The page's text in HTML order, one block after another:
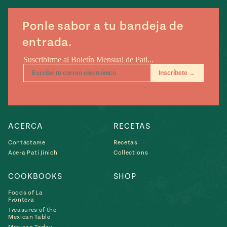
Ponle sabor a tu bandeja de
entrada.
ACERCA
Contáctame
Acera Pati Jinich
RECETAS
Recetas
Collections
COOKBOOKS
Foods of La
Frontera
Treasures of the
Mexican Table
SHOP